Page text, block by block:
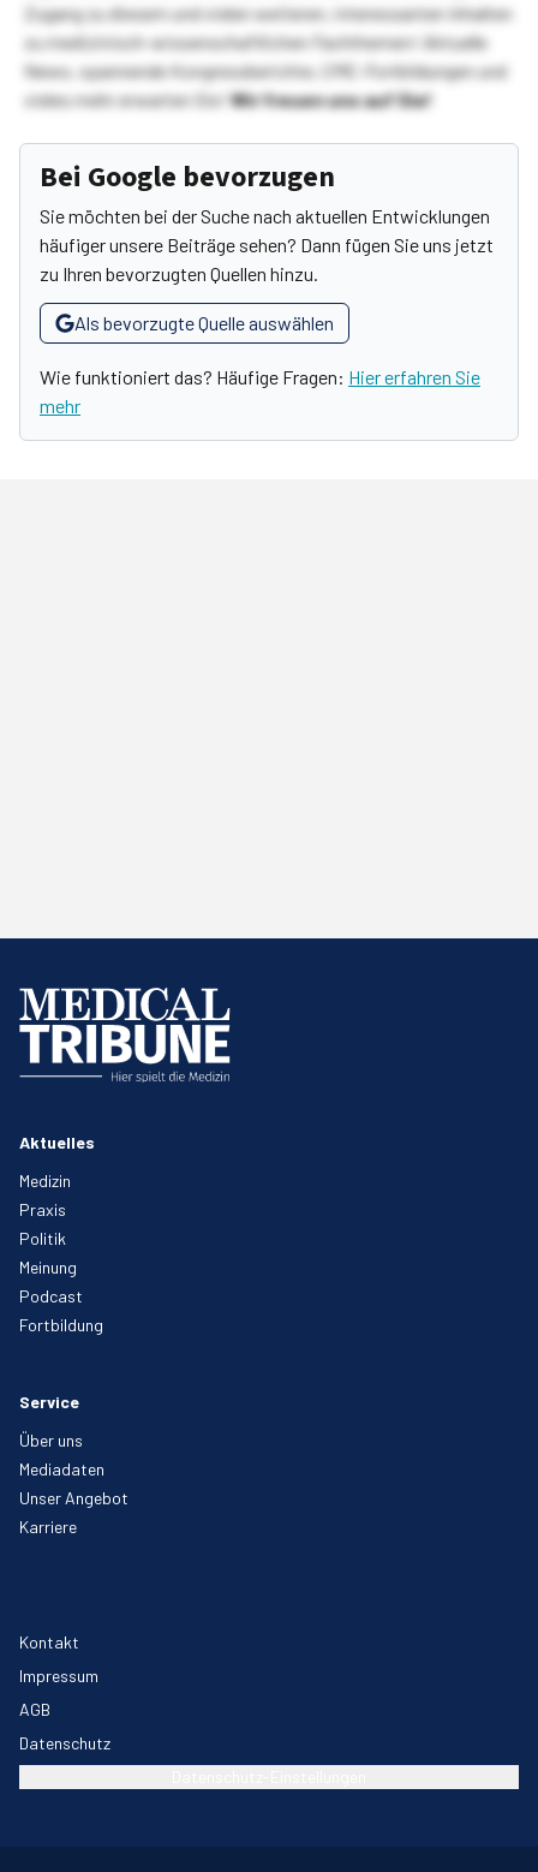
Zugang zu diesem und vielen weiteren, interessanten Inhalten
zu medizinisch-wissenschaftlichen Fachthemen! Aktuelle
News, spannende Kongressberichte, CME-Fortbildungen und
vieles mehr erwarten Sie!Wir freuen uns auf Sie!
Bei Google bevorzugen
Sie möchten bei der Suche nach aktuellen Entwicklungen
häufiger unsere Beiträge sehen? Dann fügen Sie uns jetzt
zu Ihren bevorzugten Quellen hinzu.
Als bevorzugte Quelle auswählen
Wie funktioniert das? Häufige Fragen: Hier erfahren Sie
mehr
Aktuelles
Medizin
Praxis
Politik
Meinung
Podcast
Fortbildung
Service
Über uns
Mediadaten
Unser Angebot
Karriere
Kontakt
Impressum
AGB
Datenschutz